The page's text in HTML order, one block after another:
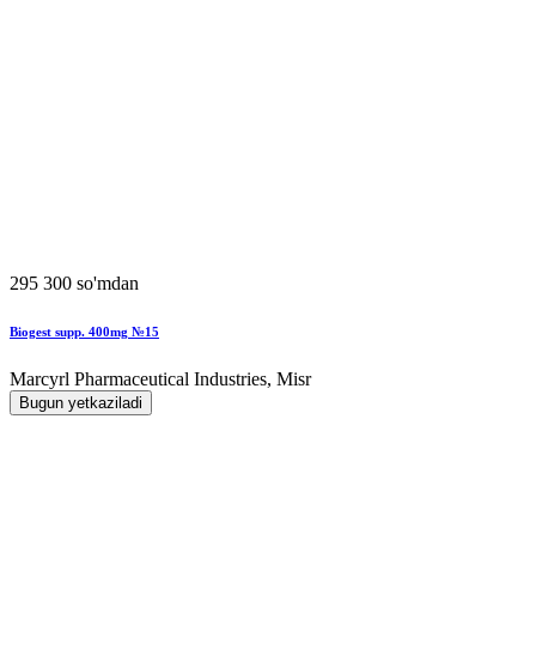
295 300 so'mdan
Biogest supp. 400mg №15
Marcyrl Pharmaceutical Industries, Misr
Bugun yetkaziladi